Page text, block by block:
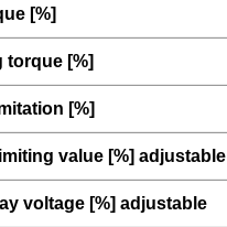
[%]
torque [%]
[%]
value [%] adjustable
voltage [%] adjustable